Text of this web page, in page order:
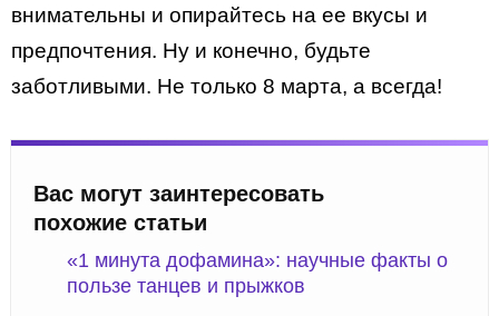
внимательны и опирайтесь на ее вкусы и
предпочтения. Ну и конечно, будьте
заботливыми. Не только 8 марта, а всегда!
Вас могут заинтересовать
похожие статьи
«1 минута дофамина»: научные факты о
пользе танцев и прыжков